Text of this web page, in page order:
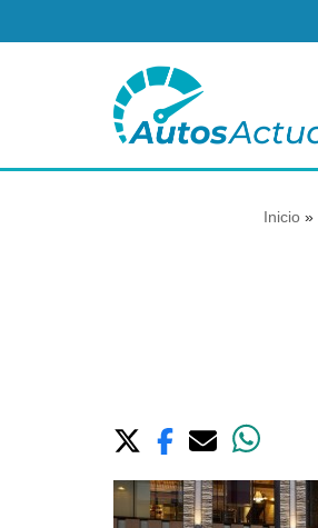
contenido
Inicio»